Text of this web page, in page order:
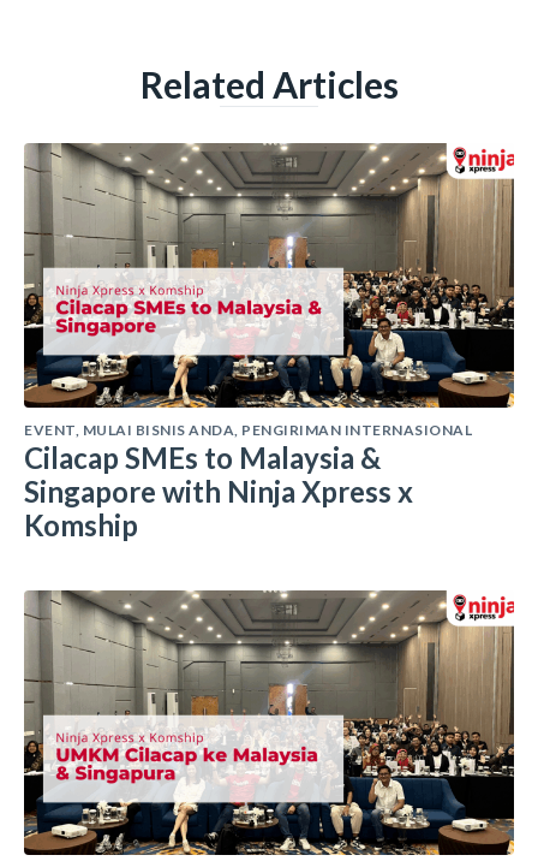
Related Articles
EVENT, MULAI BISNIS ANDA, PENGIRIMAN INTERNASIONAL
Cilacap SMEs to Malaysia &
Singapore with Ninja Xpress x
Komship